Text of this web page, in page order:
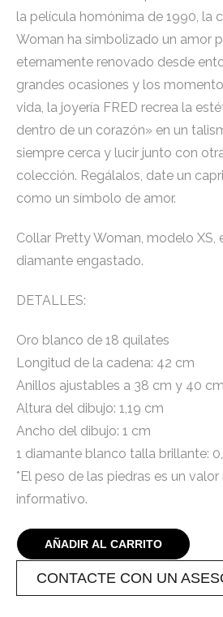
la película homónima de 1990, la
Woman ha simbolizado un amor
eternamente renovado desde
grandes ocasiones y los
vida, la joyería FRED recrea la
dentro de un corazón» en un
siempre cerca y lucir junto con
colección. Regálalos, date un
como un símbolo de amor.
Collar Pretty Woman, modelo XS,
diamante engastado.
DETALLES:
Oro blanco de 18 quilates
Longitud de la cadena: 42 cm
Anillos ajustables a 38 cm y 40 cm
Altura del dibujo: 1,19 cm
Ancho del dibujo: 1 cm
1 diamante blanco talla brillante:
*El peso de las piedras es un
informativo.
AÑADIR AL CARRITO
CONTACTE CON UN